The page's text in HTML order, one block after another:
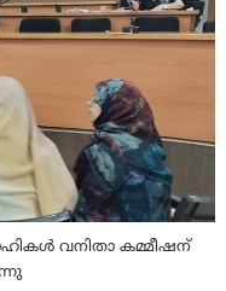
വനിതാ കമ്മീഷന്